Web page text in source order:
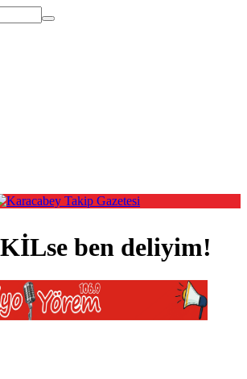
ben deliyim!